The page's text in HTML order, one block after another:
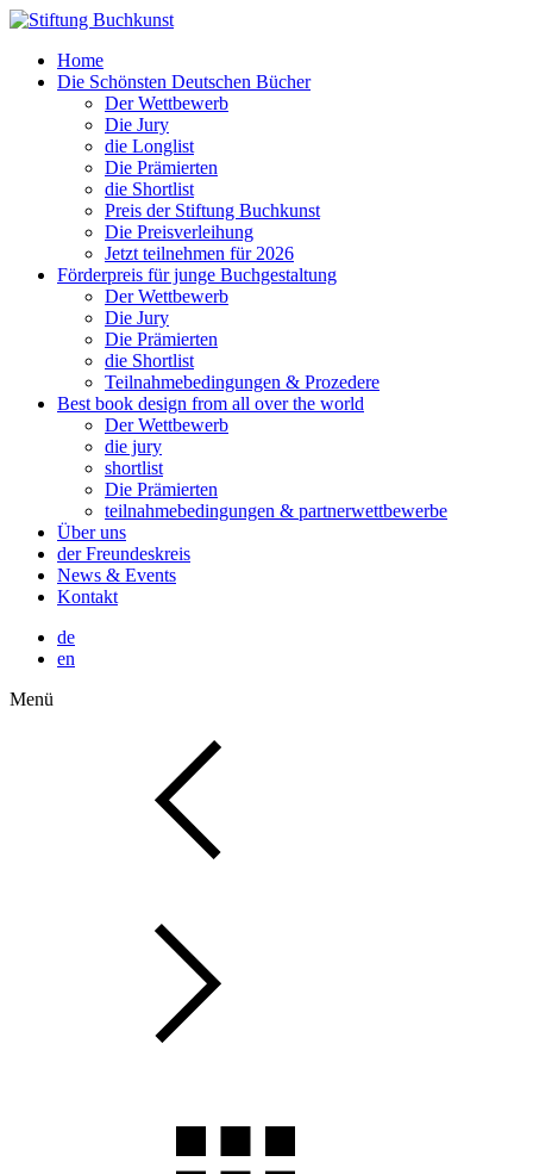
Home
Die Schönsten Deutschen Bücher
Der Wettbewerb
Die Jury
die Longlist
Die Prämierten
die Shortlist
Preis der Stiftung Buchkunst
Die Preisverleihung
Jetzt teilnehmen für 2026
Förderpreis für junge Buchgestaltung
Der Wettbewerb
Die Jury
Die Prämierten
die Shortlist
Teilnahmebedingungen & Prozedere
Best book design from all over the world
Der Wettbewerb
die jury
shortlist
Die Prämierten
teilnahmebedingungen & partnerwettbewerbe
Über uns
der Freundeskreis
News & Events
Kontakt
de
en
Menü